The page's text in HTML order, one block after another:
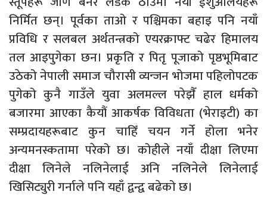
निर्मित छन्। पूर्वका ताओ र पश्चिमका बहाइ पनि नयाँ
प्रविधि र सलबल अर्थतन्त्रको एयरक्राफ्ट चढेर हिमालय
तल आइपुगेका छन। प्रकृति र पितृ पूजाको पृष्ठभूमिबाट
उठेको नेपाली समाज चौरासी व्यन्जन भोजमा पहिलोपटक
पुगेको कुनै गाउँले युवा अलमल्ल परेझैँ हाल धर्मको
बजारमा आएका कैयौं आकर्षक विविधता (भेराइटी) का
सम्प्रदायहरूबाट कुन चाहिँ चयन गर्ने होला भनेर
अन्यमनस्कतामा परेको छ। कोहीले नयाँ दीक्षा लिएमा
दीक्षा लिनेले नलिनेलाई अनि नलिनेले लिनेलाई
खिसिट्युरी गर्नाले पनि यहाँ द्वन्द्व बढेको छ।